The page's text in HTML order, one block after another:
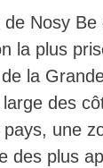
de Nosy
la plus
de la
des
une
des plus